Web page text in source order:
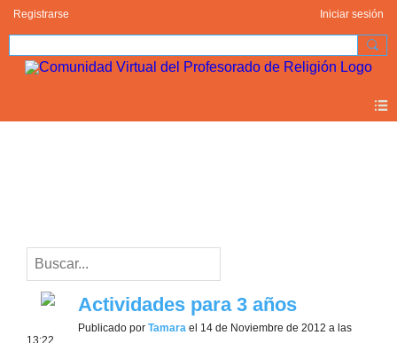
Registrarse Iniciar sesión
Actividades para 3 años
Publicado por Tamara el 14 de Noviembre de 2012 a las
13:22